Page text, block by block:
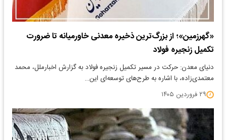
«گهرزمین»؛ از بزرگ‌ترین ذخیره معدنی خاورمیانه تا ضرورت
تکمیل زنجیره فولاد
دنیای معدن: حرکت در مسیر تکمیل زنجیره فولاد به گزارش اخبارملل، محمد
معتمدی‌زاده، با اشاره به طرح‌های توسعه‌ای این…
۲۹ فروردین ۱۴۰۵